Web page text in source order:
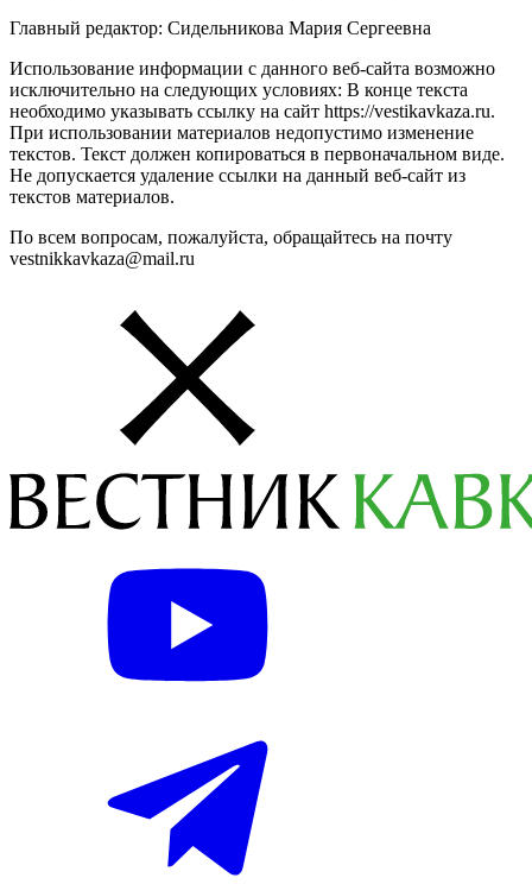
Главный редактор: Сидельникова Мария Сергеевна
Использование информации с данного веб-сайта возможно
исключительно на следующих условиях: В конце текста
необходимо указывать ссылку на сайт https://vestikavkaza.ru.
При использовании материалов недопустимо изменение
текстов. Текст должен копироваться в первоначальном виде.
Не допускается удаление ссылки на данный веб-сайт из
текстов материалов.
По всем вопросам, пожалуйста, обращайтесь на почту
vestnikkavkaza@mail.ru